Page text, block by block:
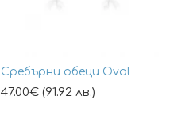
Сребърни обеци Oval
47.00€ (91.92 лв.)